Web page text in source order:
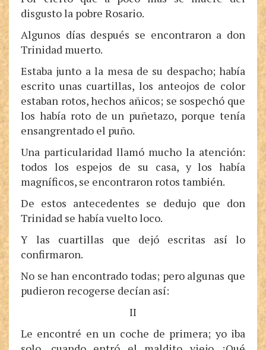
disgusto la pobre Rosario.
Algunos días después se encontraron a don
Trinidad muerto.
Estaba junto a la mesa de su despacho; había
escrito unas cuartillas, los anteojos de color
estaban rotos, hechos añicos; se sospechó que
los había roto de un puñetazo, porque tenía
ensangrentado el puño.
Una particularidad llamó mucho la atención:
todos los espejos de su casa, y los había
magníficos, se encontraron rotos también.
De estos antecedentes se dedujo que don
Trinidad se había vuelto loco.
Y las cuartillas que dejó escritas así lo
confirmaron.
No se han encontrado todas; pero algunas que
pudieron recogerse decían así:
II
Le encontré en un coche de primera; yo iba